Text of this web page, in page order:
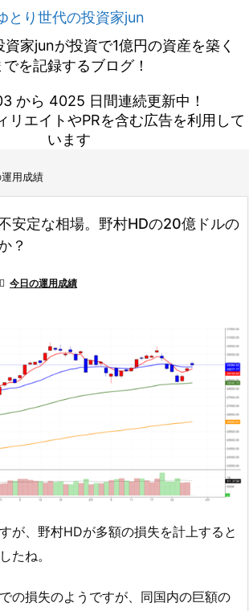
とり世代の投資家jun
家junが投資で1億円の資産を築く
でを記録するブログ！
から 4025 日間連続更新中！
リエイトやPRを含む広告を利用して
います
用成績
安定な相場。野村HDの20億ドルの
？
 今日の運用成績
が、野村HDが多額の損失を計上すると
たね。
の損失のようですが、同国内の巨額の